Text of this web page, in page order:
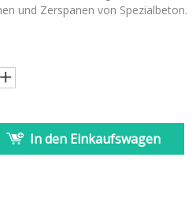
und Zerspanen von Spezialbeton.
In den Einkaufswagen